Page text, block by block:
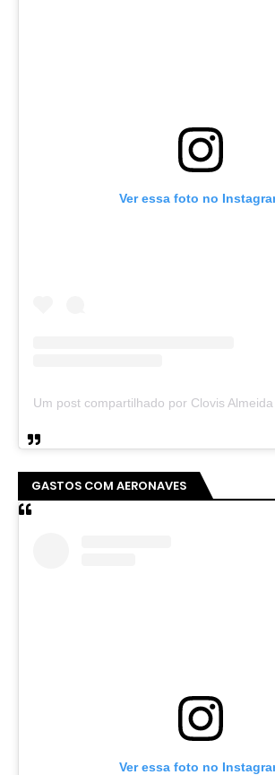
Ver essa foto no
GASTOS COM AERONAVES
Ver essa foto no